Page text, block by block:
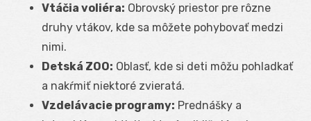
Vtáčia voliéra: Obrovský priestor pre rôzne
druhy vtákov, kde sa môžete pohybovať medzi
nimi.
Detská ZOO: Oblasť, kde si deti môžu pohladkať
a nakŕmiť niektoré zvieratá.
Vzdelávacie programy: Prednášky a